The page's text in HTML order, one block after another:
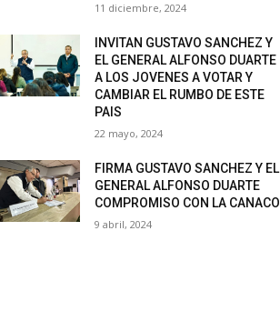
11 diciembre, 2024
INVITAN GUSTAVO SANCHEZ Y
EL GENERAL ALFONSO DUARTE
A LOS JOVENES A VOTAR Y
CAMBIAR EL RUMBO DE ESTE
PAIS
22 mayo, 2024
FIRMA GUSTAVO SANCHEZ Y EL
GENERAL ALFONSO DUARTE
COMPROMISO CON LA CANACO
9 abril, 2024